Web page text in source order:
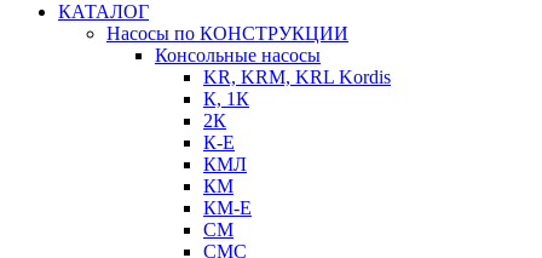
КАТАЛОГ
Насосы по КОНСТРУКЦИИ
Консольные насосы
KR, KRM, KRL Kordis
К, 1К
2К
К-Е
КМЛ
КМ
КМ-Е
СМ
СМС